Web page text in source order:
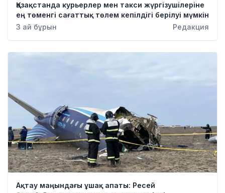
Қазақстанда курьерлер мен такси жүргізушілеріне
ең төменгі сағаттық төлем кепілдігі берілуі мүмкін
3 ай бұрын
Редакция
Ақтау маңындағы ұшақ апаты: Ресей